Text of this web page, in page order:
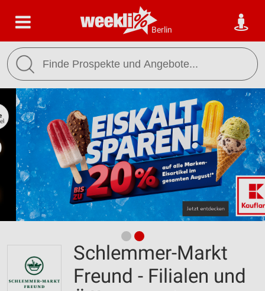
Berlin
Schlemmer-Markt
Freund - Filialen und